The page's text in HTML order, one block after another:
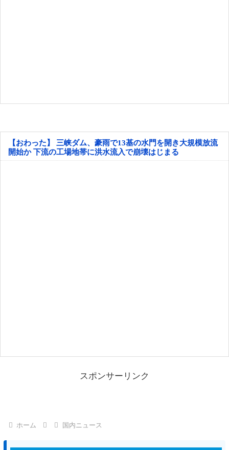
【おわった】 三峡ダム、豪雨で13基の水門を開き大規模放流
開始か 下流の工場地帯に洪水流入で崩壊はじまる
スポンサーリンク
ホーム 国内ニュース